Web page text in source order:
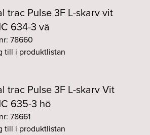
trac Pulse 3F L-skarv vit
634-3 vä
78660
till i produktlistan
trac Pulse 3F L-skarv Vit
635-3 hö
78661
till i produktlistan